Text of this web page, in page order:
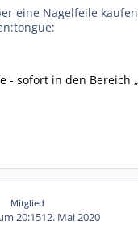
eine Nagelfeile
- sofort in den Bereich
Mitglied
20:1512. Mai 2020